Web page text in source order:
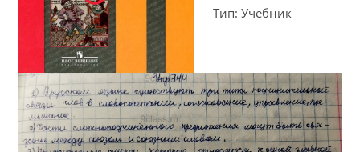
Тип: Учебник